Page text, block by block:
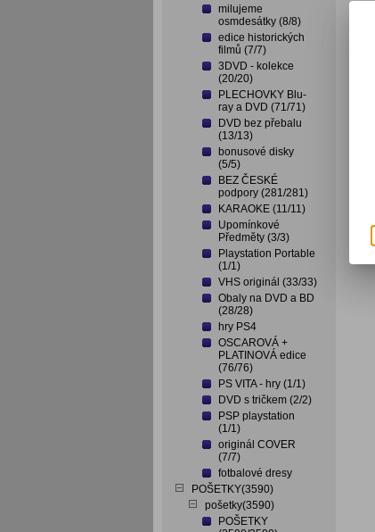
milujeme
osmdesátky (8/8)
edice historických
filmů (7/7)
3DVD - kolekce
(20/20)
PLECHOVKY Blu-
ray a DVD (71/71)
DVD bez přebalu
(13/13)
bonusové disky
(5/5)
BEZ ČESKÉ
podpory (281/281)
KARAOKE (11/11)
Upomínkové
Předměty (3/3)
Playstation Portable
(1/1)
VHS originál (33/33)
Obaly na DVD a BD
(28/28)
hry PS4
OSCAROVÁ +
PLATINOVÁ edice
(76/76)
PS VITA - hry (1/1)
DVD s tričkem (2/2)
PSP playstation
(1/1)
originál COVER
(7/7)
fotbalové dresy
POŠETKY(3590)
pošetky(3590)
POŠETKY